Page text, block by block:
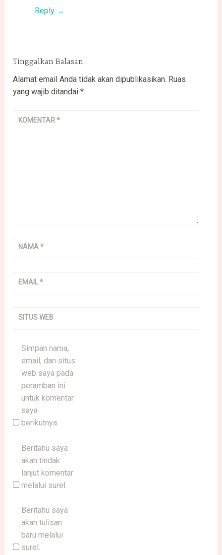
Reply
Tinggalkan Balasan
Alamat email Anda tidak akan dipublikasikan. Ruas
yang wajib ditandai*
KOMENTAR*
NAMA*
EMAIL*
SITUS WEB
Simpan nama,
email, dan situs
web saya pada
peramban ini
untuk komentar
saya
berikutnya.
Beritahu saya
akan tindak
lanjut komentar
melalui surel.
Beritahu saya
akan tulisan
baru melalui
surel.